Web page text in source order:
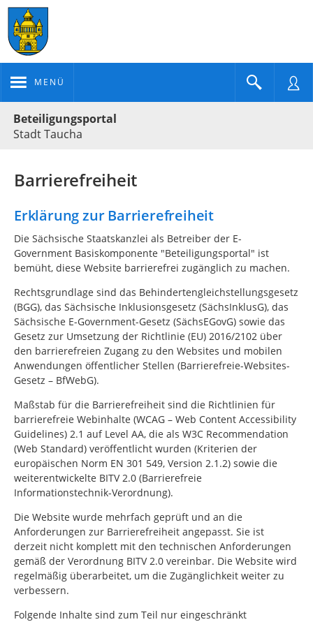
MENÜ
Beteiligungsportal
Stadt Taucha
Barrierefreiheit
Erklärung zur Barrierefreiheit
Die Sächsische Staatskanzlei als Betreiber der E-
Government Basiskomponente "Beteiligungsportal" ist
bemüht, diese Website barrierefrei zugänglich zu machen.
Rechtsgrundlage sind das Behindertengleichstellungsgesetz
(BGG), das Sächsische Inklusionsgesetz (SächsInklusG), das
Sächsische E-Government-Gesetz (SächsEGovG) sowie das
Gesetz zur Umsetzung der Richtlinie (EU) 2016/2102 über
den barrierefreien Zugang zu den Websites und mobilen
Anwendungen öffentlicher Stellen (Barrierefreie-Websites-
Gesetz – BfWebG).
Maßstab für die Barrierefreiheit sind die Richtlinien für
barrierefreie Webinhalte (WCAG – Web Content Accessibility
Guidelines) 2.1 auf Level AA, die als W3C Recommendation
(Web Standard) veröffentlicht wurden (Kriterien der
europäischen Norm EN 301 549, Version 2.1.2) sowie die
weiterentwickelte BITV 2.0 (Barrierefreie
Informationstechnik-Verordnung).
Die Website wurde mehrfach geprüft und an die
Anforderungen zur Barrierefreiheit angepasst. Sie ist
derzeit nicht komplett mit den technischen Anforderungen
gemäß der Verordnung BITV 2.0 vereinbar. Die Website wird
regelmäßig überarbeitet, um die Zugänglichkeit weiter zu
verbessern.
Folgende Inhalte sind zum Teil nur eingeschränkt